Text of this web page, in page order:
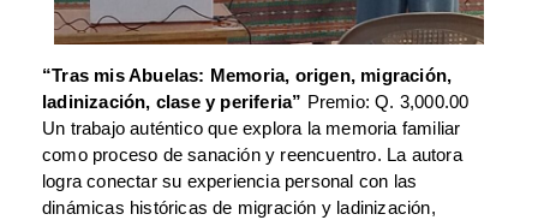
“Tras mis Abuelas: Memoria, origen, migración,
ladinización, clase y periferia” Premio: Q. 3,000.00
Un trabajo auténtico que explora la memoria familiar
como proceso de sanación y reencuentro. La autora
logra conectar su experiencia personal con las
dinámicas históricas de migración y ladinización,